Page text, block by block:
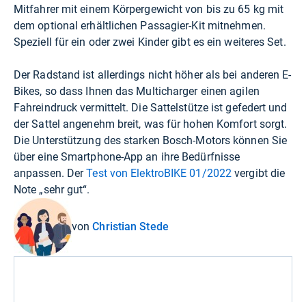
Mitfahrer mit einem Körpergewicht von bis zu 65 kg mit
dem optional erhältlichen Passagier-Kit mitnehmen.
Speziell für ein oder zwei Kinder gibt es ein weiteres Set.
Der Radstand ist allerdings nicht höher als bei anderen E-
Bikes, so dass Ihnen das Multicharger einen agilen
Fahreindruck vermittelt. Die Sattelstütze ist gefedert und
der Sattel angenehm breit, was für hohen Komfort sorgt.
Die Unterstützung des starken Bosch-Motors können Sie
über eine Smartphone-App an ihre Bedürfnisse
anpassen. DerTest von ElektroBIKE 01/2022 vergibt die
Note „sehr gut“.
vonChristian Stede